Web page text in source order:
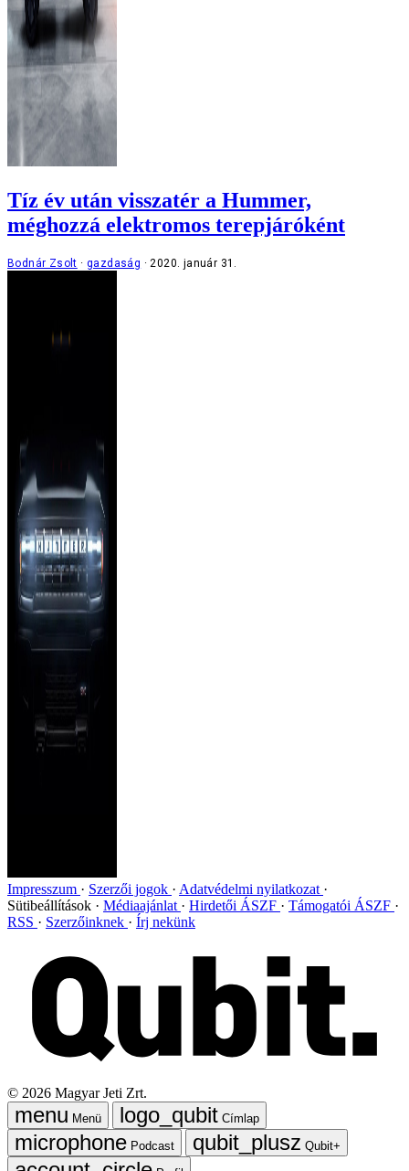
Tíz év után visszatér a Hummer,
méghozzá elektromos terepjáróként
Bodnár Zsolt gazdaság 2020. január 31.
Impresszum Szerzői jogok
Adatvédelmi nyilatkozat
Sütibeállítások
Médiaajánlat Hirdetői ÁSZF
Támogatói ÁSZF
RSS
Szerzőinknek Írj nekünk
© 2026 Magyar Jeti Zrt.
Menü
Címlap
Podcast
Qubit+